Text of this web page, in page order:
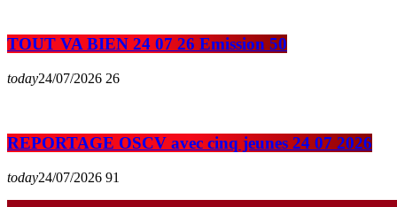
TOUT VA BIEN 24 07 26 Emission 50
today24/07/2026 26
REPORTAGE OSCV avec cinq jeunes 24 07 2026
today24/07/2026 91